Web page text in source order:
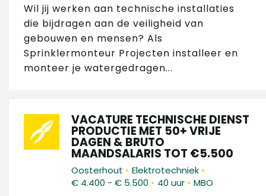
Wil jij werken aan technische installaties
die bijdragen aan de veiligheid van
gebouwen en mensen? Als
Sprinklermonteur Projecten installeer en
monteer je watergedragen...
VACATURE TECHNISCHE DIENST
PRODUCTIE MET 50+ VRIJE
DAGEN & BRUTO
MAANDSALARIS TOT €5.500
Oosterhout • Elektrotechniek •
€ 4.400 - € 5.500 • 40 uur • MBO